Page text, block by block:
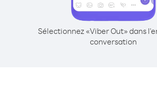
Sélectionnez «Viber Out» dans
conversation